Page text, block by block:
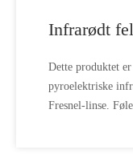
Infrarødt
Dette produktet
pyroelektriske
Fresnel-linse.